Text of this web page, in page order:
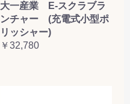
大一産業 E-スクラブラ
ンチャー (充電式小型ポ
リッシャー)
￥32,780